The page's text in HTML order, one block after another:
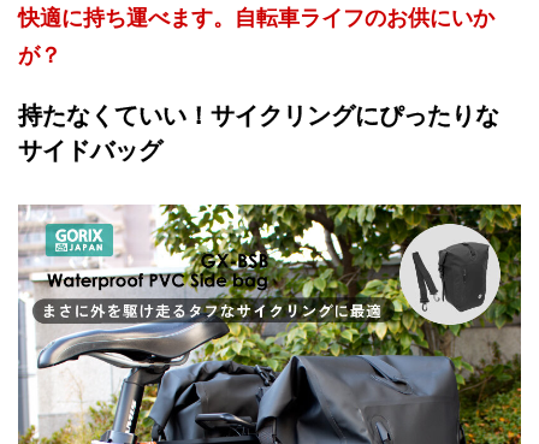
快適に持ち運べます。自転車ライフのお供にいか
が？
持たなくていい！サイクリングにぴったりな
サイドバッグ